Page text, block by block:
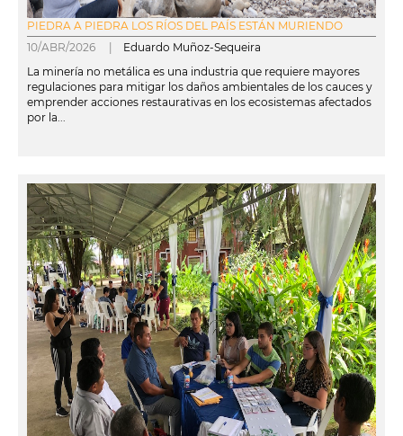
PIEDRA A PIEDRA LOS RÍOS DEL PAÍS ESTÁN MURIENDO
10/ABR/2026 | Eduardo Muñoz-Sequeira
La minería no metálica es una industria que requiere mayores
regulaciones para mitigar los daños ambientales de los cauces y
emprender acciones restaurativas en los ecosistemas afectados
por la...